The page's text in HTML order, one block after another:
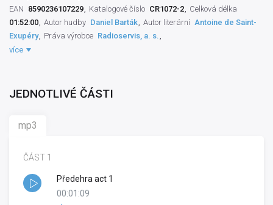
EAN 8590236107229 Katalogové číslo CR1072-2
Celková délka
01:52:00 Autor hudby Daniel Barták Autor literární Antoine de Saint-
Exupéry
Práva výrobce Radioservis, a. s.
Autor scénáře
Zelenka,Jaromír Dulava Umělecký režisér
více
JEDNOTLIVÉ ČÁSTI
mp3
ČÁST 1
Předehra act 1
00:01:09